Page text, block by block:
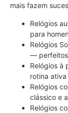
mais fazem
Relógios
para
Relógios
— perfeitos
Relógios à
rotina
Relógios
clássico e
Relógios